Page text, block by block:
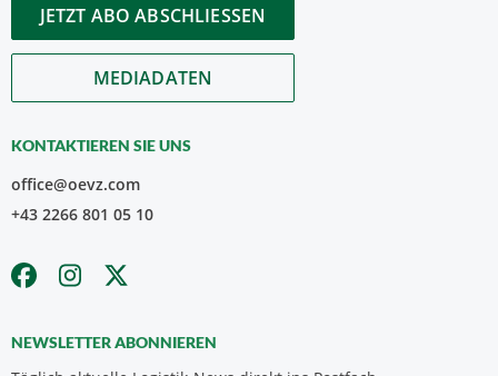
JETZT ABO ABSCHLIESSEN
MEDIADATEN
KONTAKTIEREN SIE UNS
office@oevz.com
+43 2266 801 05 10
NEWSLETTER ABONNIEREN